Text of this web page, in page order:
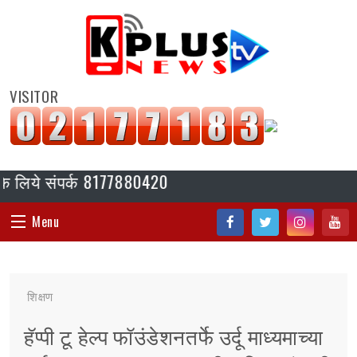
VISITOR
संपर्क 8177880420
Menu
संपादकीय
जॉब/ नोकरी
शिक्षण
हॅप्पी टू हेल्प फॉउंडेशनतर्फे उर्दू माध्यमाच्या